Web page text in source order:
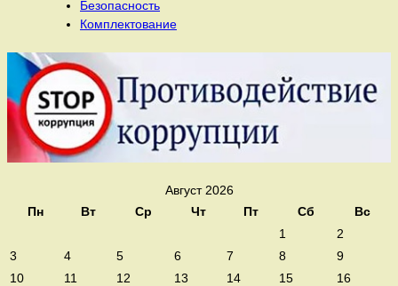
Безопасность
Комплектование
Август 2026
Пн
Вт Ср Чт Пт Сб
Вс
1
2
3
4 5 6 7 8
9
10
11 12 13 14 15
16